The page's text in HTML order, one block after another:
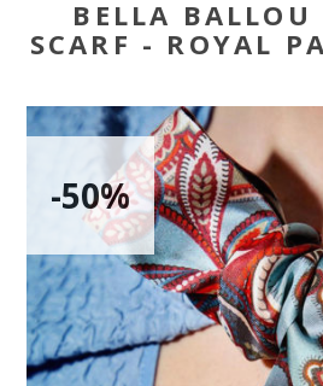
BELLA
SCARF - ROYAL
-50%